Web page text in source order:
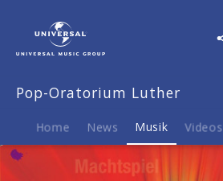
Oratorium
Oratorium
Luther
Pop-Oratorium Luther
Home News Musik Videos